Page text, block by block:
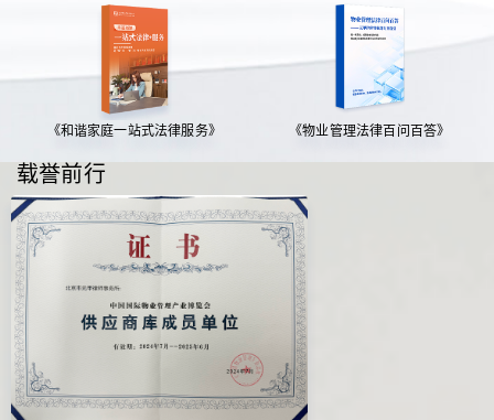
《和谐家庭一站式法律服务》 《物业管理法律百问百答》
载誉前行